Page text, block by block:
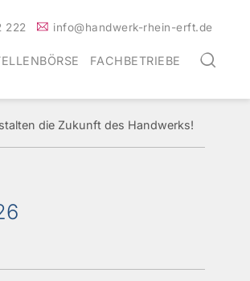
222 info@handwerk-rhein-erft.de
FACHBETRIEBE
die Zukunft des Handwerks!